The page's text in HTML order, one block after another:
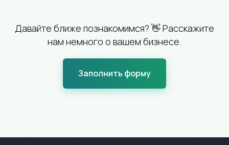
Давайте ближе познакомимся? 👋 Расскажите
нам немного о вашем бизнесе.
Заполнить форму